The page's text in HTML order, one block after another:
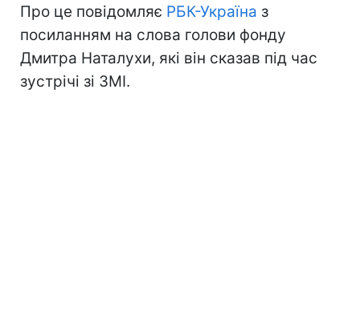
Про це повідомляє РБК-Україна з
посиланням на слова голови фонду
Дмитра Наталухи, які він сказав під час
зустрічі зі ЗМІ.